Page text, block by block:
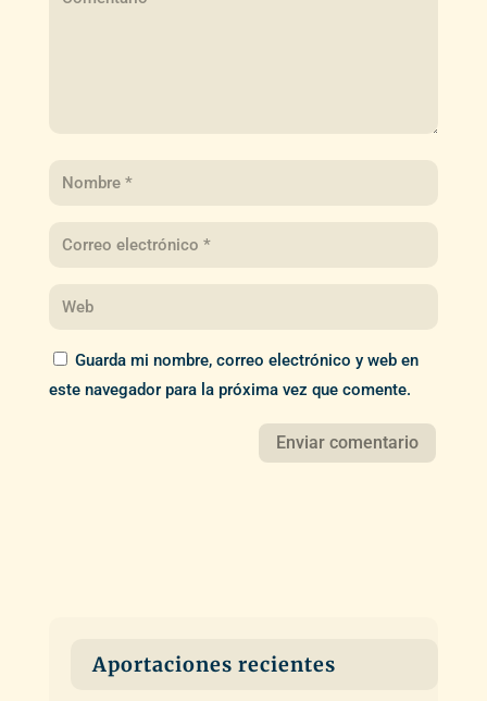
Guarda mi nombre, correo electrónico y web en
este navegador para la próxima vez que comente.
Aportaciones recientes